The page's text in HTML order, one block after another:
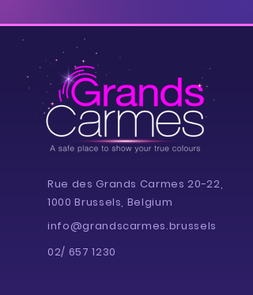
Rue des Grands Carmes 20-22,
1000 Brussels, Belgium
info@grandscarmes.brussels
02/ 657 1230